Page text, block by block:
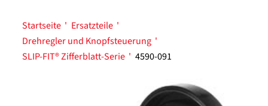
Startseite ' Ersatzteile '
Drehregler und Knopfsteuerung '
SLIP-FIT® Zifferblatt-Serie ' 4590-091